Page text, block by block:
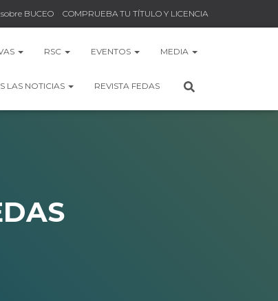
BUCEO COMPRUEBA TU TÍTULO Y LICENCIA
RSC EVENTOS MEDIA
LAS NOTICIAS REVISTA FEDAS